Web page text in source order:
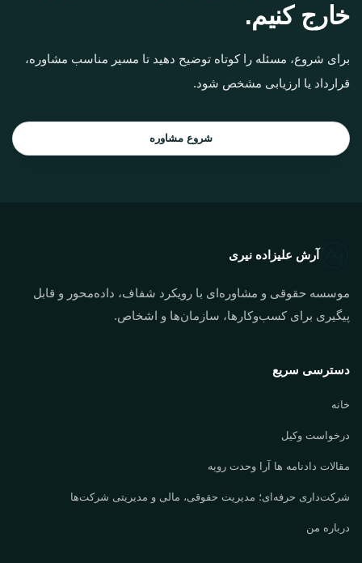
خارج کنیم.
برای شروع، مسئله را کوتاه توضیح دهید تا مسیر مناسب مشاوره،
قرارداد یا ارزیابی مشخص شود.
شروع مشاوره
آرش علیزاده نیری
موسسه حقوقی و مشاوره‌ای با رویکرد شفاف، داده‌محور و قابل
پیگیری برای کسب‌وکارها، سازمان‌ها و اشخاص.
دسترسی سریع
خانه
درخواست وکیل
مقالات دادنامه ها آرا وحدت رویه
شرکت‌داری حرفه‌ای؛ مدیریت حقوقی، مالی و مدیریتی شرکت‌ها
درباره من